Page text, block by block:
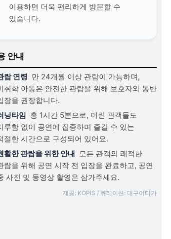
이용하면 더욱 편리하게 방문할 수
있습니다.
안내
람 연령 만 24개월 이상 관람이 가능하며,
취학 아동은 안전한 관람을 위해 보호자와 동반
장을 권장합니다.
닝타임 총 1시간 5분으로, 어린 관객들도
루함 없이 공연에 집중하며 즐길 수 있는
절한 시간으로 구성되어 있어요.
활한 관람을 위한 안내 모든 관객의 쾌적한
람을 위해 공연 시작 전 입장을 완료하고, 공연
사진 및 동영상 촬영은 삼가주세요.
제공: KOPIS / 큐레이션: 대구어디가